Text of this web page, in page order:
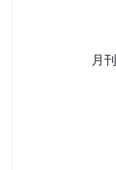
月